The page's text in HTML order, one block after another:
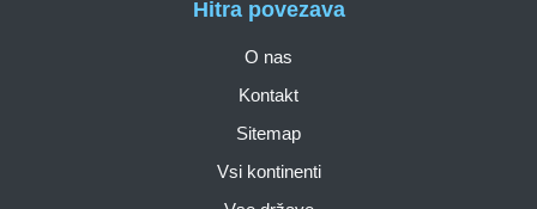
Hitra povezava
O nas
Kontakt
Sitemap
Vsi kontinenti